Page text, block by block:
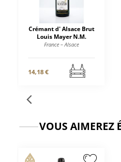
Crémant d' Alsace Brut
Louis Mayer N.M.
France – Alsace
14,18 €
VOUS AIMEREZ